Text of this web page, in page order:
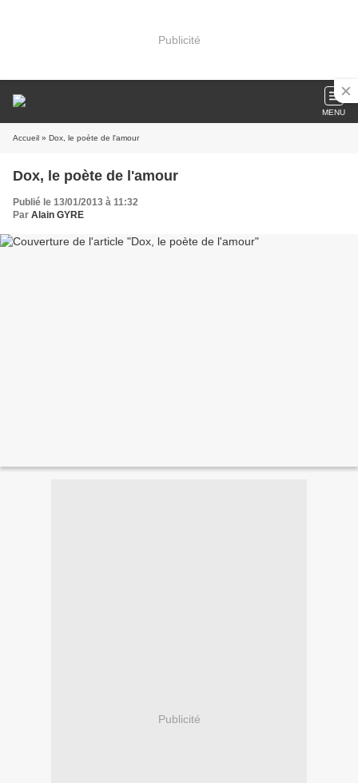
Publicité
MENU
Accueil » Dox, le poète de l'amour
Dox, le poète de l'amour
Publié le 13/01/2013 à 11:32
Par Alain GYRE
Publicité